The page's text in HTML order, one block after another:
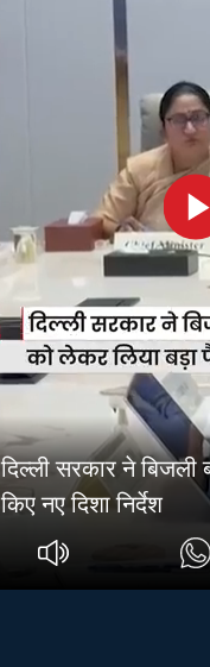
दिल्ली सरकार ने बिजली
किए नए दिशा निर्देश